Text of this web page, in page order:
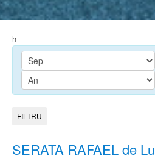
h
FILTRU
SERATA RAFAEL de